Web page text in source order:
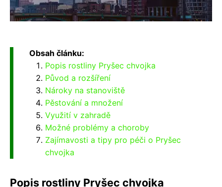
Obsah článku:
Popis rostliny Pryšec chvojka
Původ a rozšíření
Nároky na stanoviště
Pěstování a množení
Využití v zahradě
Možné problémy a choroby
Zajímavosti a tipy pro péči o Pryšec
chvojka
Popis rostliny Pryšec chvojka